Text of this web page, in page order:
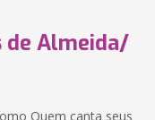
de Almeida/
Quem canta seus